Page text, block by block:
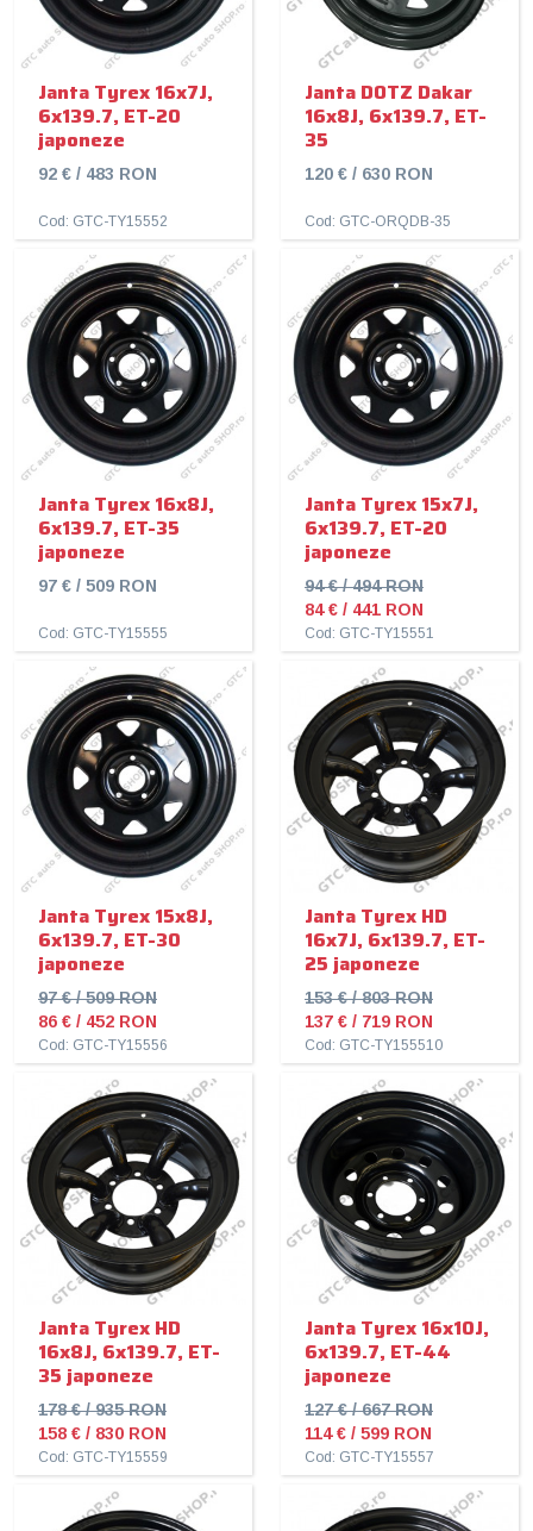
Janta Tyrex 16x7J,
6x139.7, ET-20
japoneze
92 € / 483 RON
Cod: GTC-TY15552
Janta DOTZ Dakar
16x8J, 6x139.7, ET-
35
120 € / 630 RON
Cod: GTC-ORQDB-35
Janta Tyrex 16x8J,
6x139.7, ET-35
japoneze
97 € / 509 RON
Cod: GTC-TY15555
Janta Tyrex 15x7J,
6x139.7, ET-20
japoneze
94 € / 494 RON
84 € / 441 RON
Cod: GTC-TY15551
Janta Tyrex 15x8J,
6x139.7, ET-30
japoneze
97 € / 509 RON
86 € / 452 RON
Cod: GTC-TY15556
Janta Tyrex HD
16x7J, 6x139.7, ET-
25 japoneze
153 € / 803 RON
137 € / 719 RON
Cod: GTC-TY155510
Janta Tyrex HD
16x8J, 6x139.7, ET-
35 japoneze
178 € / 935 RON
158 € / 830 RON
Cod: GTC-TY15559
Janta Tyrex 16x10J,
6x139.7, ET-44
japoneze
127 € / 667 RON
114 € / 599 RON
Cod: GTC-TY15557